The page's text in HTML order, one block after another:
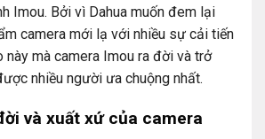
Imou. Bởi vì Dahua muốn đem lại
camera mới lạ với nhiều sự cải tiến
này mà camera Imou ra đời và trở
nhiều người ưa chuộng nhất.
và xuất xứ của camera